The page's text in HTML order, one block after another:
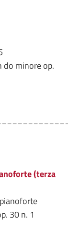
do minore op.
(terza
30 n. 1